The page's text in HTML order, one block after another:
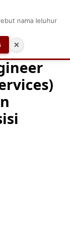
Gaji Karyawan
nama leluhur
✕